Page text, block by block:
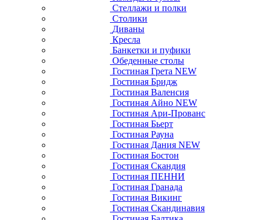
Стеллажи и полки
Столики
Диваны
Кресла
Банкетки и пуфики
Обеденные столы
Гостиная Грета NEW
Гостиная Бридж
Гостиная Валенсия
Гостиная Айно NEW
Гостиная Ари-Прованс
Гостиная Бьерт
Гостиная Рауна
Гостиная Дания NEW
Гостиная Бостон
Гостиная Скандия
Гостиная ПЕННИ
Гостиная Гранада
Гостиная Викинг
Гостиная Скандинавия